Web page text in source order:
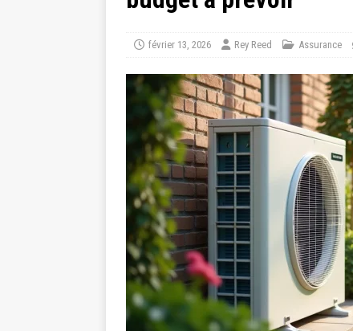
février 13, 2026 Rey Reed Assurance